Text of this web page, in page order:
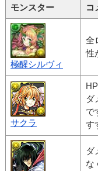
モンスター コ
極醒シルヴィ
全
性
サクラ
ダ
で
す
ダ
な